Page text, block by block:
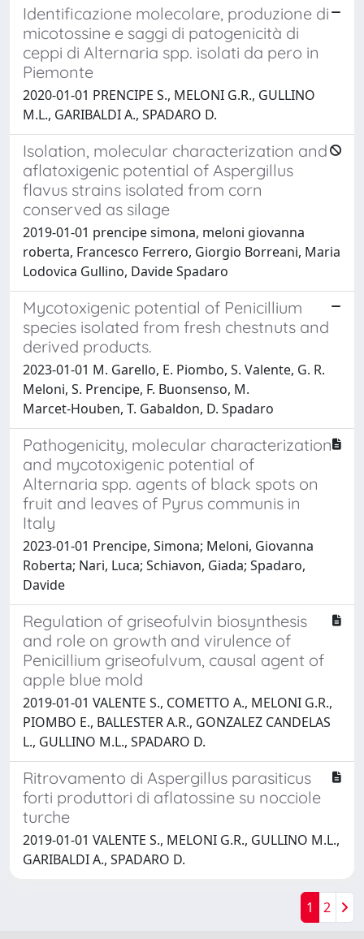
Identificazione molecolare, produzione di
micotossine e saggi di patogenicità di
ceppi di Alternaria spp. isolati da pero in
Piemonte
2020-01-01 PRENCIPE S., MELONI G.R., GULLINO
M.L., GARIBALDI A., SPADARO D.
Isolation, molecular characterization and
aflatoxigenic potential of Aspergillus
flavus strains isolated from corn
conserved as silage
2019-01-01 prencipe simona, meloni giovanna
roberta, Francesco Ferrero, Giorgio Borreani, Maria
Lodovica Gullino, Davide Spadaro
Mycotoxigenic potential of Penicillium
species isolated from fresh chestnuts and
derived products.
2023-01-01 M. Garello, E. Piombo, S. Valente, G. R.
Meloni, S. Prencipe, F. Buonsenso, M.
Marcet‑Houben, T. Gabaldon, D. Spadaro
Pathogenicity, molecular characterization
and mycotoxigenic potential of
Alternaria spp. agents of black spots on
fruit and leaves of Pyrus communis in
Italy
2023-01-01 Prencipe, Simona; Meloni, Giovanna
Roberta; Nari, Luca; Schiavon, Giada; Spadaro,
Davide
Regulation of griseofulvin biosynthesis
and role on growth and virulence of
Penicillium griseofulvum, causal agent of
apple blue mold
2019-01-01 VALENTE S., COMETTO A., MELONI G.R.,
PIOMBO E., BALLESTER A.R., GONZALEZ CANDELAS
L., GULLINO M.L., SPADARO D.
Ritrovamento di Aspergillus parasiticus
forti produttori di aflatossine su nocciole
turche
2019-01-01 VALENTE S., MELONI G.R., GULLINO M.L.,
GARIBALDI A., SPADARO D.
1 2